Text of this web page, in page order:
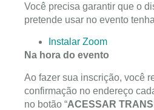
Você precisa garantir que o
pretende usar no evento
Instalar Zoom
Na hora do evento
Ao fazer sua inscrição, você
confirmação no endereço
no botão “ACESSAR